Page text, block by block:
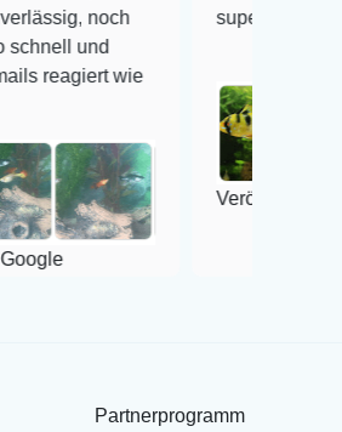
wie
super Zustand. Gerne
Veröffentlicht auf Google
Partnerprogramm